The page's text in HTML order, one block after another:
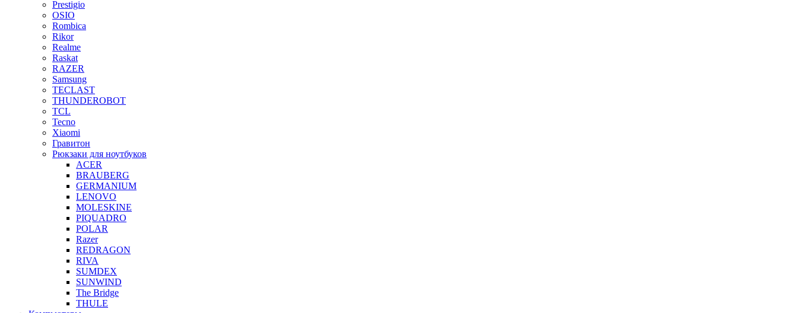
Prestigio
OSIO
Rombica
Rikor
Realme
Raskat
RAZER
Samsung
TECLAST
THUNDEROBOT
TCL
Tecno
Xiaomi
Гравитон
Рюкзаки для ноутбуков
ACER
BRAUBERG
GERMANIUM
LENOVO
MOLESKINE
PIQUADRO
POLAR
Razer
REDRAGON
RIVA
SUMDEX
SUNWIND
The Bridge
THULE